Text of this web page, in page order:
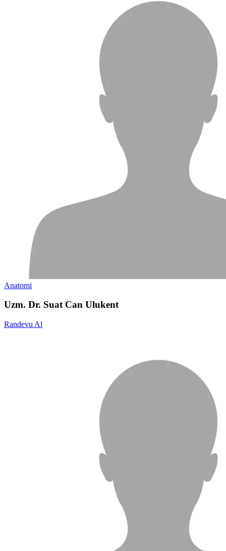
Anatomi
Uzm. Dr. Suat Can Ulukent
Randevu Al